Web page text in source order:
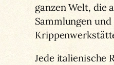
ganzen Welt, die
Sammlungen und
Jede italienische